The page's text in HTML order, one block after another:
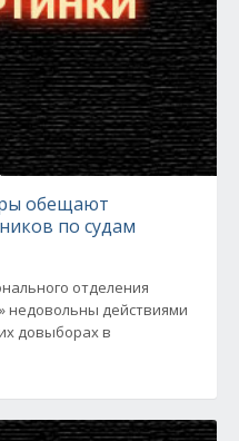
обещают
по судам
отделения
недовольны действиями
довыборах в